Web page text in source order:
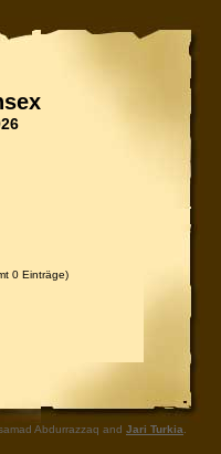
0 Einträge)
Abdurrazzaq and Jari Turkia